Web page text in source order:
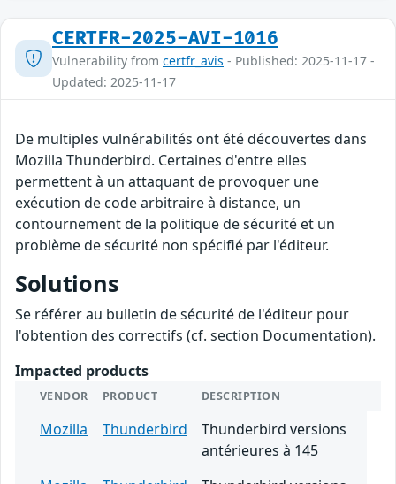
CERTFR-2025-AVI-1016
Vulnerability from certfr_avis - Published: 2025-11-17 -
Updated: 2025-11-17
De multiples vulnérabilités ont été découvertes dans
Mozilla Thunderbird. Certaines d'entre elles
permettent à un attaquant de provoquer une
exécution de code arbitraire à distance, un
contournement de la politique de sécurité et un
problème de sécurité non spécifié par l'éditeur.
Solutions
Se référer au bulletin de sécurité de l'éditeur pour
l'obtention des correctifs (cf. section Documentation).
Impacted products
VENDOR PRODUCT DESCRIPTION
Mozilla Thunderbird
Thunderbird versions
antérieures à 145